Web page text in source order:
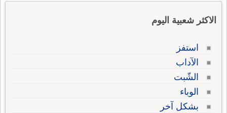
الاكثر شعبية اليوم
استفز
الآداب
الشّبت
الوباء
بشكل آخر